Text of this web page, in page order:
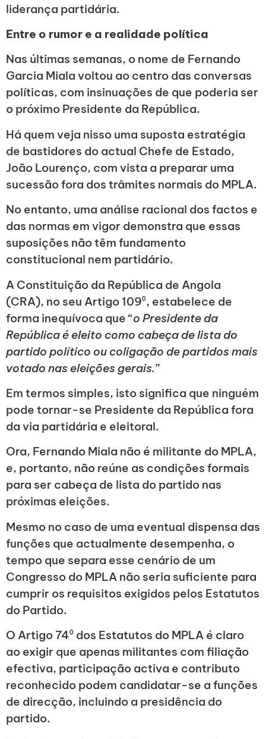
liderança partidária.
Entre o rumor e a realidade política
Nas últimas semanas, o nome de Fernando
Garcia Miala voltou ao centro das conversas
políticas, com insinuações de que poderia ser
o próximo Presidente da República.
Há quem veja nisso uma suposta estratégia
de bastidores do actual Chefe de Estado,
João Lourenço, com vista a preparar uma
sucessão fora dos trâmites normais do MPLA.
No entanto, uma análise racional dos factos e
das normas em vigor demonstra que essas
suposições não têm fundamento
constitucional nem partidário.
A Constituição da República de Angola
(CRA), no seu Artigo 109⁰, estabelece de
forma inequívoca que “o Presidente da
República é eleito como cabeça de lista do
partido político ou coligação de partidos mais
votado nas eleições gerais.”
Em termos simples, isto significa que ninguém
pode tornar-se Presidente da República fora
da via partidária e eleitoral.
Ora, Fernando Miala não é militante do MPLA,
e, portanto, não reúne as condições formais
para ser cabeça de lista do partido nas
próximas eleições.
Mesmo no caso de uma eventual dispensa das
funções que actualmente desempenha, o
tempo que separa esse cenário de um
Congresso do MPLA não seria suficiente para
cumprir os requisitos exigidos pelos Estatutos
do Partido.
O Artigo 74⁰ dos Estatutos do MPLA é claro
ao exigir que apenas militantes com filiação
efectiva, participação activa e contributo
reconhecido podem candidatar-se a funções
de direcção, incluindo a presidência do
partido.